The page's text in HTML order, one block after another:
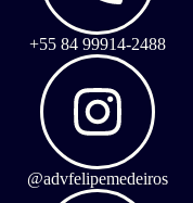
+55 84 99914-2488
@advfelipemedeiros